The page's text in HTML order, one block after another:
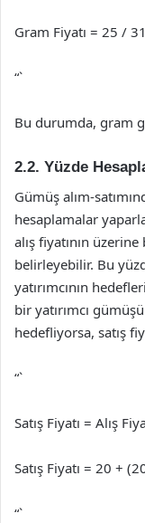
Gram Fiyatı = 25 /
“`
Bu durumda, gram
2.2. Yüzde
Gümüş alım-
hesaplamalar
alış fiyatının
belirleyebilir. Bu
yatırımcının
bir yatırımcı
hedefliyorsa, satış
“`
Satış Fiyatı = Alış
Satış Fiyatı = 20 +
“`